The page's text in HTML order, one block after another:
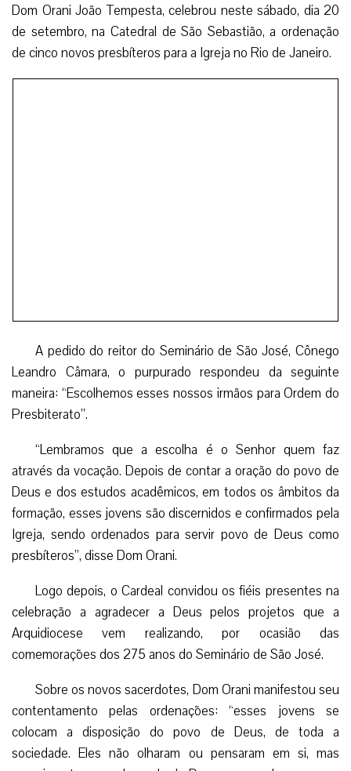
Dom Orani João Tempesta, celebrou neste sábado, dia 20
de setembro, na Catedral de São Sebastião, a ordenação
de cinco novos presbíteros para a Igreja no Rio de Janeiro.
Logo depois, o Cardeal convidou os fiéis presentes na
celebração a agradecer a Deus pelos projetos que a
Arquidiocese vem realizando, por ocasião das
comemorações dos 275 anos do Seminário de São José.
Sobre os novos sacerdotes, Dom Orani manifestou seu
contentamento pelas ordenações: “esses jovens se
colocam a disposição do povo de Deus, de toda a
sociedade. Eles não olharam ou pensaram em si, mas
experimentaram o chamado de Deus para se doar, para se
entregar ao outro”.
Baseando-se na reflexão da Palavra de Deus, o
Arcebispo ressaltou que os novos presbíteros serão sinais
do Cristo Bom Pastor, sendo bons pastores que se
preocupam e cuidam de seus irmãos.
“Vocês foram ordenados para serem sinais do Bom
Pastor, para agir na pessoa de Cristo, quer na pregação, na
santificação, no serviço ou na coordenação da
comunidade”, recordou.